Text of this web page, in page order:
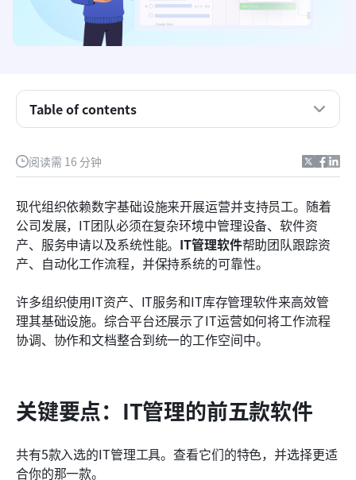
阅读需 16 分钟
现代组织依赖数字基础设施来开展运营并支持员工。随着
公司发展，IT团队必须在复杂环境中管理设备、软件资
产、服务申请以及系统性能。 IT管理软件帮助团队跟踪资
产、自动化工作流程，并保持系统的可靠性。
许多组织使用IT资产、IT服务和IT库存管理软件来高效管
理其基础设施。综合平台还展示了IT运营如何将工作流程
协调、协作和文档整合到统一的工作空间中。
关键要点：IT管理的前五款软件
共有5款入选的IT管理工具。查看它们的特色，并选择更适
合你的那一款。
Table of contents
关键要点：IT管理的前五款软件
第一眼：IT管理的5个最佳工具
什么是IT管理软件？
IT管理软件帮助解决的运营挑战
对15款最佳IT管理软件工具的全面评测
结论
常见问题